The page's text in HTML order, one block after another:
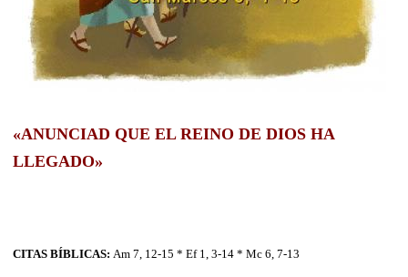
«ANUNCIAD QUE EL REINO DE DIOS HA
LLEGADO»
CITAS BÍBLICAS: Am 7, 12-15 * Ef 1, 3-14 * Mc 6, 7-13